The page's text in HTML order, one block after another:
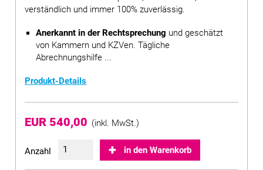
verständlich und immer 100% zuverlässig.
Anerkannt in der Rechtsprechung und geschätzt
von Kammern und KZVen. Tägliche
Abrechnungshilfe ...
Produkt-Details
EUR 540,00 (inkl. MwSt.)
Anzahl in den Warenkorb